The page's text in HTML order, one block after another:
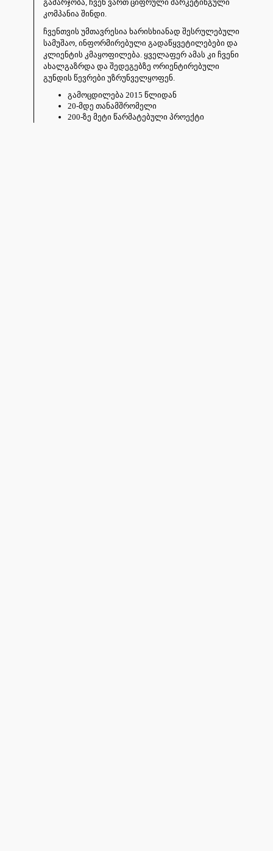
გამარჯობა, ჩვენ ვართ ციფრული მარკეტინგული
კომპანია შინდი.
ჩვენთვის უმთავრესია ხარისხიანად შესრულებული
სამუშაო, ინფორმირებული გადაწყვეტილებები და
კლიენტის კმაყოფილება. ყველაფერ ამას კი ჩვენი
ახალგაზრდა და შედეგებზე ორიენტირებული
გუნდის წევრები უზრუნველყოფენ.
გამოცდილება 2015 წლიდან
20-მდე თანამშრომელი
200-ზე მეტი წარმატებული პროექტი